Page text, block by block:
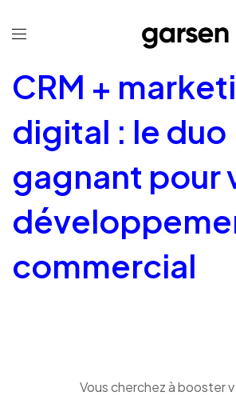
CRM +
digital : le duo
gagnant pour
commercial
Vous cherchez à booster